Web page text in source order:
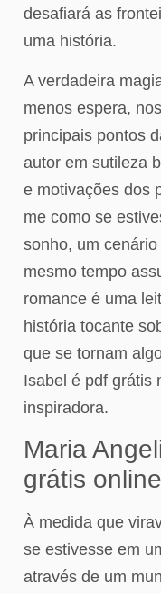
desafiará as
uma história.
A verdadeira
menos espera,
principais pontos
autor em sutileza
e motivações dos
me como se
sonho, um
mesmo tempo
romance é uma
história tocante
que se tornam
Isabel é pdf grátis
inspiradora.
Maria
grátis online
À medida que
se estivesse em
através de um